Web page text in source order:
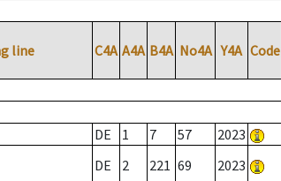
line C4A A4A B4A No4A Y4A Code
DE 1 7 57 2023
DE 2 221 69 2023